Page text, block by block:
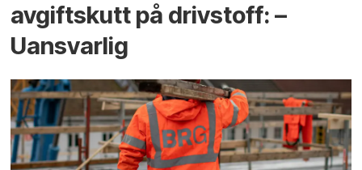
avgiftskutt på drivstoff: –
Uansvarlig